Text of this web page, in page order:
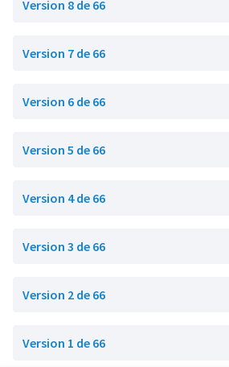
Version 8 de 66
Version 7 de 66
Version 6 de 66
Version 5 de 66
Version 4 de 66
Version 3 de 66
Version 2 de 66
Version 1 de 66